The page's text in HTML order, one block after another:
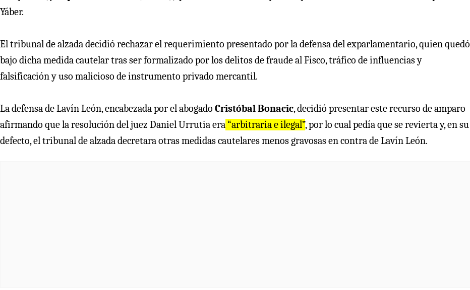
Yáber.
El tribunal de alzada decidió rechazar el requerimiento presentado por la defensa del exparlamentario, quien quedó
bajo dicha medida cautelar tras ser formalizado por los delitos de fraude al Fisco, tráfico de influencias y
falsificación y uso malicioso de instrumento privado mercantil.
La defensa de Lavín León, encabezada por el abogado Cristóbal Bonacic, decidió presentar este recurso de amparo
afirmando que la resolución del juez Daniel Urrutia era “arbitraria e ilegal”, por lo cual pedía que se revierta y, en su
defecto, el tribunal de alzada decretara otras medidas cautelares menos gravosas en contra de Lavín León.